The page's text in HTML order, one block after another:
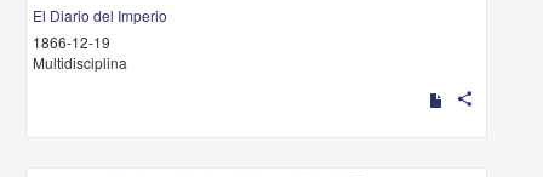
El Diario del Imperio
1866-12-19
Multidisciplina
share